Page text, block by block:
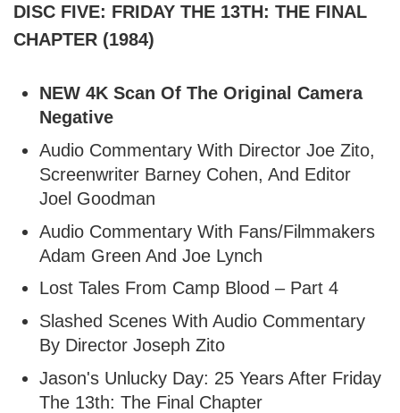
DISC FIVE: FRIDAY THE 13TH: THE FINAL
CHAPTER (1984)
NEW 4K Scan Of The Original Camera
Negative
Audio Commentary With Director Joe Zito,
Screenwriter Barney Cohen, And Editor
Joel Goodman
Audio Commentary With Fans/Filmmakers
Adam Green And Joe Lynch
Lost Tales From Camp Blood – Part 4
Slashed Scenes With Audio Commentary
By Director Joseph Zito
Jason's Unlucky Day: 25 Years After Friday
The 13th: The Final Chapter